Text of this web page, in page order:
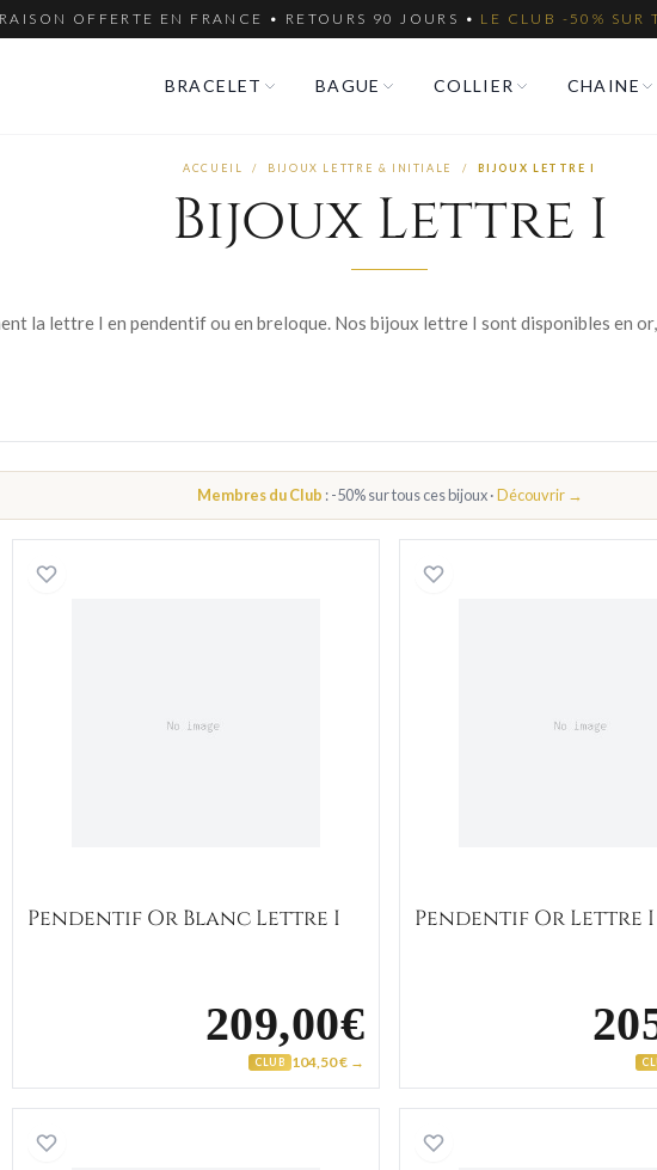
OFFERTE EN FRANCE • RETOURS 90 JOURS • LE CLUB -50% SUR
BRACELET BAGUE COLLIER CHAINE
ACCUEIL / BIJOUX LETTRE & INITIALE / BIJOUX LETTRE I
Bijoux Lettre I
Membres du Club : -50% sur tous ces bijoux ·Découvrir →
Lettre I
Pendentif Or Blanc Lettre I
209,00€
CLUB 104,50 € →
Pendentif Or Lettre I